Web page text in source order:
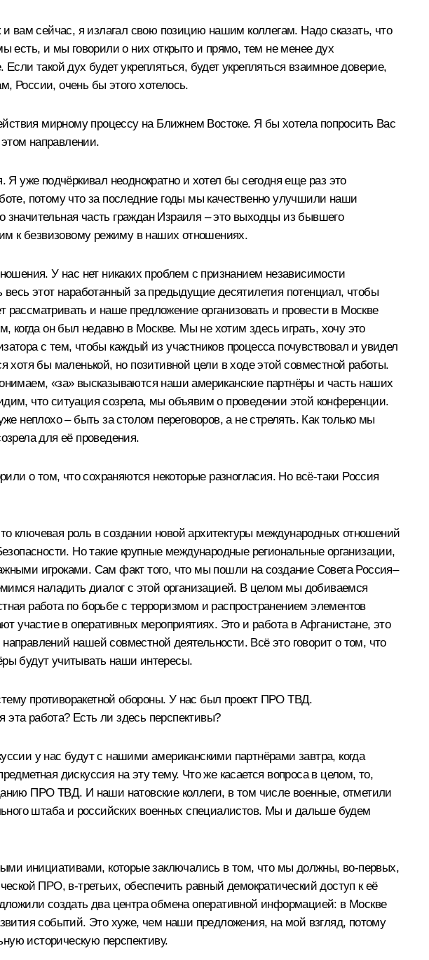
вам сейчас, я излагал свою позицию нашим коллегам. Надо сказать, что
есть, и мы говорили о них открыто и прямо, тем не менее дух
такой дух будет укрепляться, будет укрепляться взаимное доверие,
России, очень бы этого хотелось.
мирному процессу на Ближнем Востоке. Я бы хотела попросить Вас
направлении.
уже подчёркивал неоднократно и хотел бы сегодня еще раз это
потому что за последние годы мы качественно улучшили наши
часть граждан Израиля – это выходцы из бывшего
к безвизовому режиму в наших отношениях.
У нас нет никаких проблем с признанием независимости
этот наработанный за предыдущие десятилетия потенциал, чтобы
и наше предложение организовать и провести в Москве
он был недавно в Москве. Мы не хотим здесь играть, хочу это
с тем, чтобы каждый из участников процесса почувствовал и увидел
хотя бы маленькой, но позитивной цели в ходе этой совместной работы.
«за» высказываются наши американские партнёры и часть наших
что ситуация созрела, мы объявим о проведении этой конференции.
неплохо – быть за столом переговоров, а не стрелять. Как только мы
для её проведения.
о том, что сохраняются некоторые разногласия. Но всё‑таки Россия
ключевая роль в создании новой архитектуры международных отношений
Но такие крупные международные региональные организации,
игроками. Сам факт того, что мы пошли на создание Совета Россия–
наладить диалог с этой организацией. В целом мы добиваемся
работа по борьбе с терроризмом и распространением элементов
участие в оперативных мероприятиях. Это и работа в Афганистане, это
нашей совместной деятельности. Всё это говорит о том, что
будут учитывать наши интересы.
противоракетной обороны. У нас был проект ПРО ТВД.
работа? Есть ли здесь перспективы?
у нас будут с нашими американскими партнёрами завтра, когда
дискуссия на эту тему. Что же касается вопроса в целом, то,
ПРО ТВД. И наши натовские коллеги, в том числе военные, отметили
штаба и российских военных специалистов. Мы и дальше будем
инициативами, которые заключались в том, что мы должны, во‑первых,
ПРО, в‑третьих, обеспечить равный демократический доступ к её
создать два центра обмена оперативной информацией: в Москве
событий. Это хуже, чем наши предложения, на мой взгляд, потому
историческую перспективу.